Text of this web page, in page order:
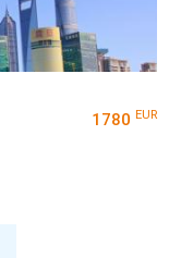
1780 EUR